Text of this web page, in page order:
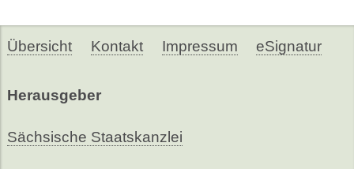
Übersicht Kontakt Impressum eSignatur
Herausgeber
Sächsische Staatskanzlei